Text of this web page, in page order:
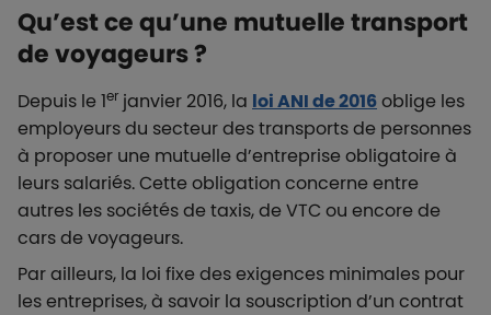
Qu’est ce qu’une mutuelle transport
de voyageurs ?
Depuis le 1er janvier 2016, la loi ANI de 2016oblige les
employeurs du secteur des transports de personnes
à proposer une mutuelle d’entreprise obligatoire à
leurs salariés. Cette obligation concerne entre
autres les sociétés de taxis, de VTC ou encore de
cars de voyageurs.
Par ailleurs, la loi fixe des exigences minimales pour
les entreprises, à savoir la souscription d’un contrat